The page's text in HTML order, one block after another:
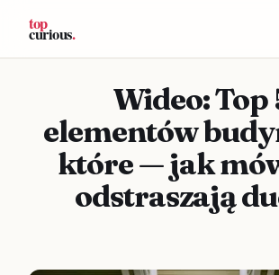
Wideo: Top
elementów
które — jak
odstraszają